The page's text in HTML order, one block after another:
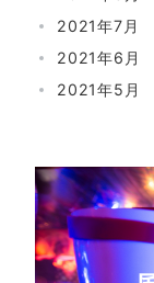
2021年7月
2021年6月
2021年5月